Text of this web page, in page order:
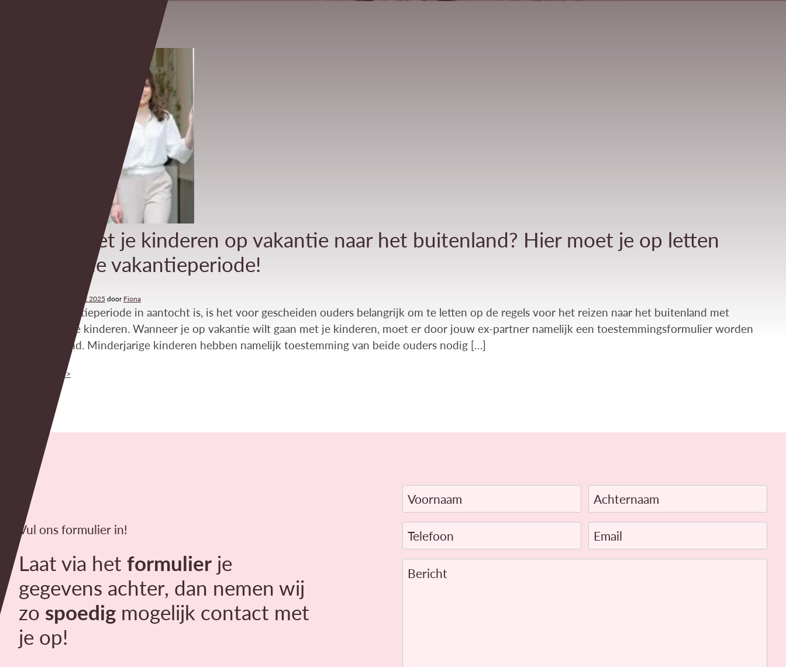
Alleen met je kinderen op vakantie naar het buitenland? Hier moet je op letten
tijdens de vakantieperiode!
12 maart 2025 doorFiona
Nu de vakantieperiode in aantocht is, is het voor gescheiden ouders belangrijk om te letten op de regels voor het reizen naar het buitenland met
minderjarige kinderen. Wanneer je op vakantie wilt gaan met je kinderen, moet er door jouw ex-partner namelijk een toestemmingsformulier worden
ondertekend. Minderjarige kinderen hebben namelijk toestemming van beide ouders nodig […]
Lees verder >>
Vul ons formulier in!
Laat via het formulier je
gegevens achter, dan nemen wij
zo spoedig mogelijk contact met
je op!
Voornaam Achternaam
Telefoon Email
Bericht